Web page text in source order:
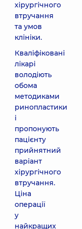
хірургічного
втручання
та умов
клініки.
Кваліфіковані
лікарі
володіють
обома
методиками
ринопластики
і
пропонують
пацієнту
прийнятний
варіант
хірургічного
втручання.
Ціна
операції
у
найкращих